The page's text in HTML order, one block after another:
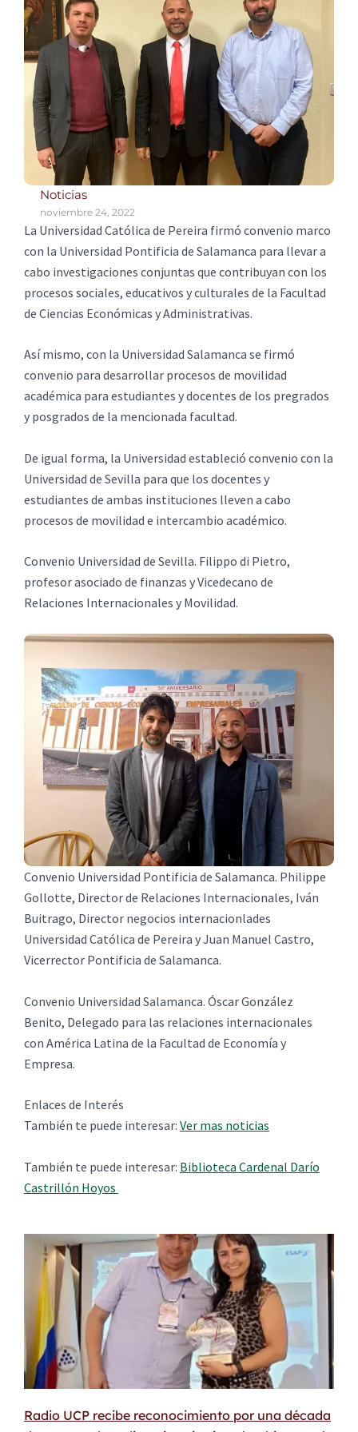
Noticias
noviembre 24, 2022
La Universidad Católica de Pereira firmó convenio marco
con la Universidad Pontificia de Salamanca para llevar a
cabo investigaciones conjuntas que contribuyan con los
procesos sociales, educativos y culturales de la Facultad
de Ciencias Económicas y Administrativas.
Así mismo, con la Universidad Salamanca se firmó
convenio para desarrollar procesos de movilidad
académica para estudiantes y docentes de los pregrados
y posgrados de la mencionada facultad.
De igual forma, la Universidad estableció convenio con la
Universidad de Sevilla para que los docentes y
estudiantes de ambas instituciones lleven a cabo
procesos de movilidad e intercambio académico.
Convenio Universidad de Sevilla. Filippo di Pietro,
profesor asociado de finanzas y Vicedecano de
Relaciones Internacionales y Movilidad.
Convenio Universidad Pontificia de Salamanca. Philippe
Gollotte, Director de Relaciones Internacionales, Iván
Buitrago, Director negocios internacionlades
Universidad Católica de Pereira y Juan Manuel Castro,
Vicerrector Pontificia de Salamanca.
Convenio Universidad Salamanca. Óscar González
Benito, Delegado para las relaciones internacionales
con América Latina de la Facultad de Economía y
Empresa.
Enlaces de Interés
También te puede interesar: Ver mas noticias
También te puede interesar: Biblioteca Cardenal Darío
Castrillón Hoyos
Radio UCP recibe reconocimiento por una década